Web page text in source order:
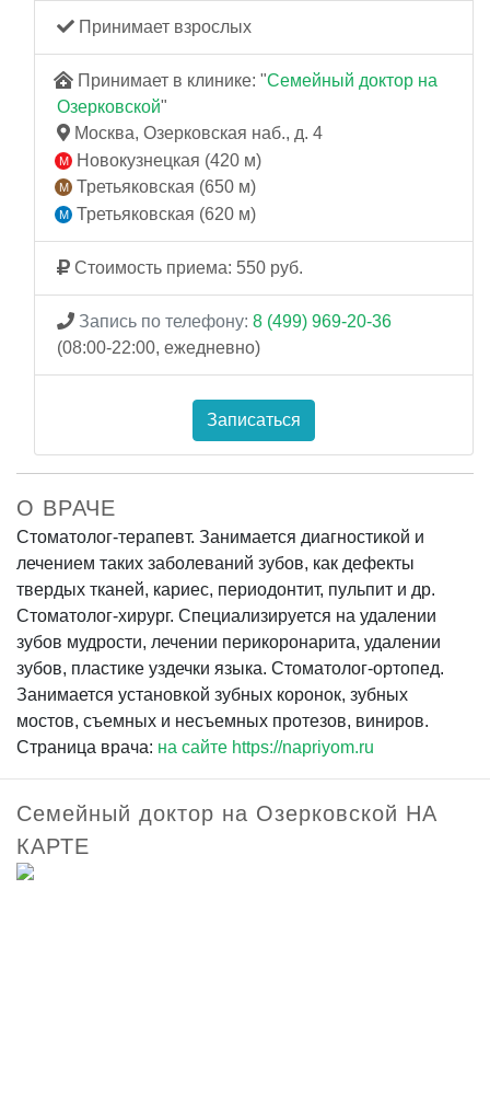
Принимает взрослых
Принимает в клинике: "Семейный доктор на
Озерковской"
Москва, Озерковская наб., д. 4
Новокузнецкая (420 м)
Третьяковская (650 м)
Третьяковская (620 м)
Стоимость приема: 550 руб.
Запись по телефону: 8 (499) 969-20-36
(08:00-22:00, ежедневно)
Записаться
О ВРАЧЕ
Стоматолог-терапевт. Занимается диагностикой и
лечением таких заболеваний зубов, как дефекты
твердых тканей, кариес, периодонтит, пульпит и др.
Стоматолог-хирург. Специализируется на удалении
зубов мудрости, лечении перикоронарита, удалении
зубов, пластике уздечки языка. Стоматолог-ортопед.
Занимается установкой зубных коронок, зубных
мостов, съемных и несъемных протезов, виниров.
Страница врача: на сайте https://napriyom.ru
Семейный доктор на Озерковской НА
КАРТЕ